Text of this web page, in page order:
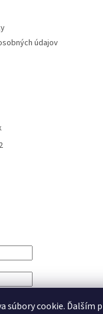
súbory cookie. Ďalším
údajov